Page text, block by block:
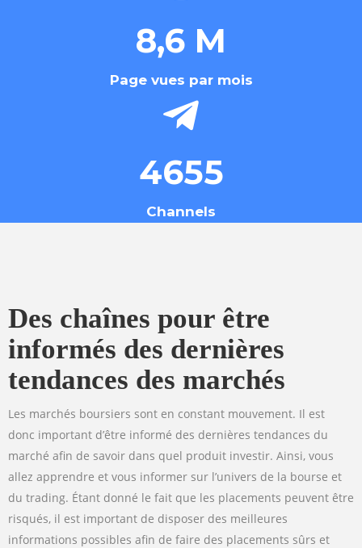
8,6 M
Page vues par mois
4655
Channels
Des chaînes pour être
informés des dernières
tendances des marchés
Les marchés boursiers sont en constant mouvement. Il est
donc important d’être informé des dernières tendances du
marché afin de savoir dans quel produit investir. Ainsi, vous
allez apprendre et vous informer sur l’univers de la bourse et
du trading. Étant donné le fait que les placements peuvent être
risqués, il est important de disposer des meilleures
informations possibles afin de faire des placements sûrs et